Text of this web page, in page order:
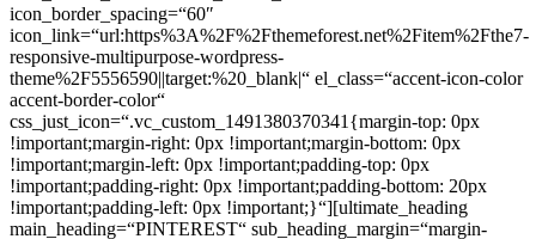
icon_border_spacing=“60″
icon_link=“url:https%3A%2F%2Fthemeforest.net%2Fitem%2Fthe7-
responsive-multipurpose-wordpress-
theme%2F5556590||target:%20_blank|“ el_class=“accent-icon-color
accent-border-color“
css_just_icon=“.vc_custom_1491380370341{margin-top: 0px
!important;margin-right: 0px !important;margin-bottom: 0px
!important;margin-left: 0px !important;padding-top: 0px
!important;padding-right: 0px !important;padding-bottom: 20px
!important;padding-left: 0px !important;}“][ultimate_heading
main_heading=“PINTEREST“ sub_heading_margin=“margin-